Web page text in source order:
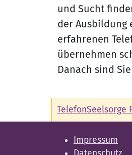
und Sucht
der Ausbildung
erfahrenen
übernehmen
Danach sind
TelefonSeelsorge
Impressum